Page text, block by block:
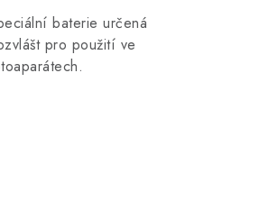
baterie určená
pro použití ve